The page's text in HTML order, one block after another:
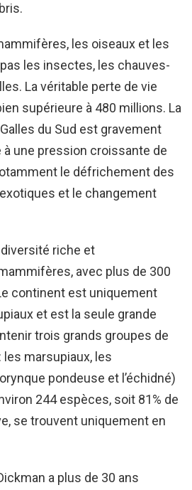
les oiseaux et les
les insectes, les chauves-
La véritable perte de vie
supérieure à 480 millions. La
du Sud est gravement
une pression croissante de
le défrichement des
et le changement
diversité riche et
avec plus de 300
continent est uniquement
et est la seule grande
trois grands groupes de
marsupiaux, les
pondeuse et l’échidné)
244 espèces, soit 81% de
se trouvent uniquement en
a plus de 30 ans